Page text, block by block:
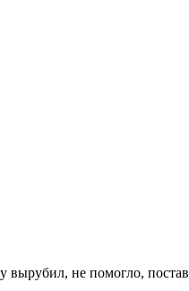
вырубил, не помогло,